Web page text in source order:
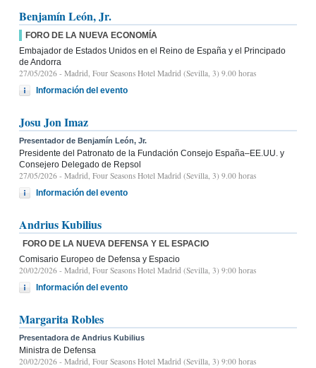
Benjamín León, Jr.
FORO DE LA NUEVA ECONOMÍA
Embajador de Estados Unidos en el Reino de España y el Principado
de Andorra
27/05/2026 - Madrid, Four Seasons Hotel Madrid (Sevilla, 3) 9.00 horas
Información del evento
Josu Jon Imaz
Presentador de Benjamín León, Jr.
Presidente del Patronato de la Fundación Consejo España–EE.UU. y
Consejero Delegado de Repsol
27/05/2026 - Madrid, Four Seasons Hotel Madrid (Sevilla, 3) 9.00 horas
Información del evento
Andrius Kubilius
FORO DE LA NUEVA DEFENSA Y EL ESPACIO
Comisario Europeo de Defensa y Espacio
20/02/2026 - Madrid, Four Seasons Hotel Madrid (Sevilla, 3) 9:00 horas
Información del evento
Margarita Robles
Presentadora de Andrius Kubilius
Ministra de Defensa
20/02/2026 - Madrid, Four Seasons Hotel Madrid (Sevilla, 3) 9:00 horas